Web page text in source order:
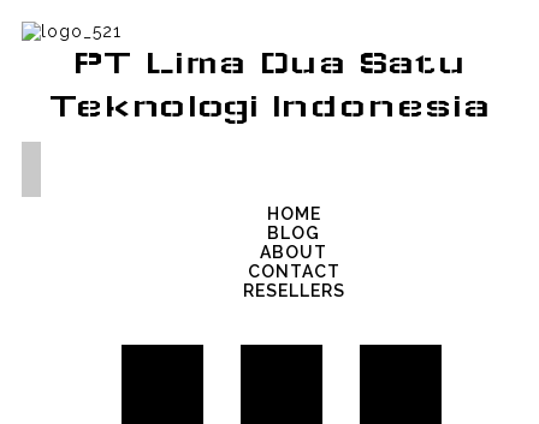
PT Lima Dua Satu
Teknologi Indonesia
HOME
BLOG
ABOUT
CONTACT
RESELLERS